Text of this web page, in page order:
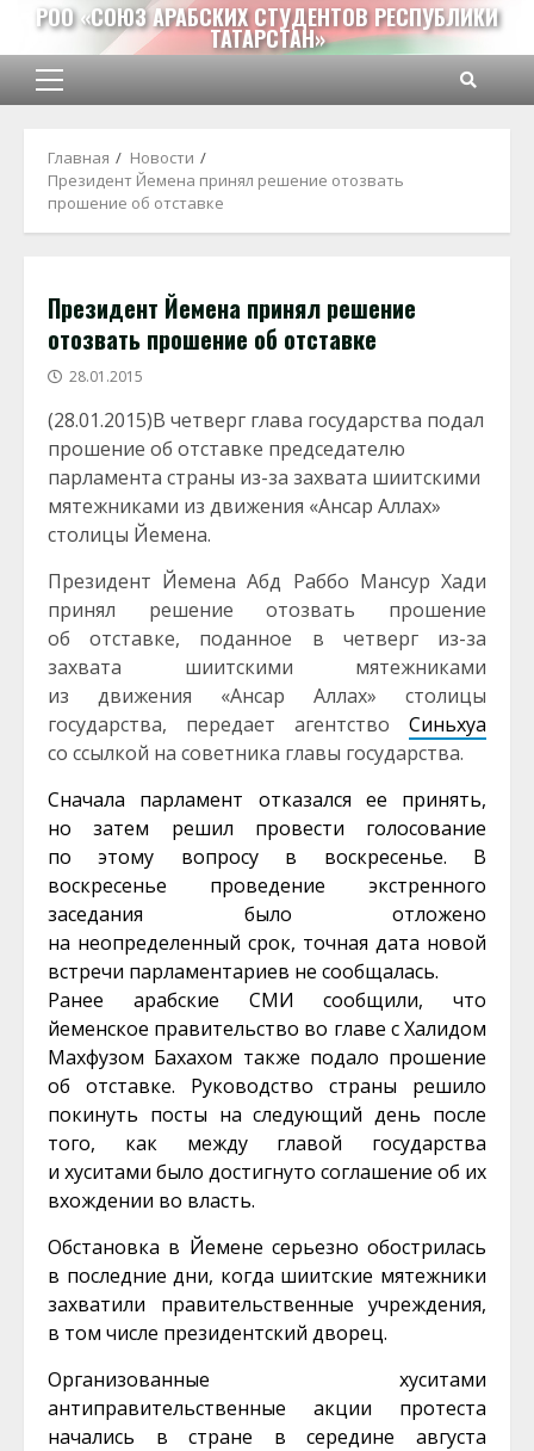
Перейти
содержимому
РОО «СОЮЗ АРАБСКИХ СТУДЕНТОВ РЕСПУБЛИКИ
ТАТАРСТАН»
Основное
Главная
Новости
Президент Йемена принял решение отозвать
прошение об отставке
Президент Йемена принял решение
отозвать прошение об отставке
28.01.2015
(28.01.2015)В четверг глава государства подал
прошение об отставке председателю
парламента страны из-за захвата шиитскими
мятежниками из движения «Ансар Аллах»
столицы Йемена.
Президент Йемена Абд Раббо Мансур Хади
принял решение отозвать прошение
об отставке, поданное в четверг из-за
захвата шиитскими мятежниками
из движения «Ансар Аллах» столицы
государства, передает агентство Синьхуа
со ссылкой на советника главы государства.
Сначала парламент отказался ее принять,
но затем решил провести голосование
по этому вопросу в воскресенье. В
воскресенье проведение экстренного
заседания было отложено
на неопределенный срок, точная дата новой
встречи парламентариев не сообщалась.
Ранее арабские СМИ сообщили, что
йеменское правительство во главе с Халидом
Махфузом Бахахом также подало прошение
об отставке. Руководство страны решило
покинуть посты на следующий день после
того, как между главой государства
и хуситами было достигнуто соглашение об их
вхождении во власть.
Обстановка в Йемене серьезно обострилась
в последние дни, когда шиитские мятежники
захватили
правительственные учреждения,
в том числе президентский дворец.
Организованные хуситами
антиправительственные акции протеста
начались в стране в середине августа